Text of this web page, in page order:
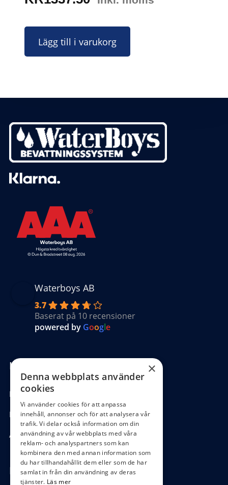
Lägg till i varukorg
Waterboys AB
3.7
Baserat på 10 recensioner
powered by Google
Kundinformation
Köpvillkor
Hantering GDPR
Ångra köp
Hör av dig
×
Denna webbplats använder
cookies
Vi använder cookies för att anpassa
innehåll, annonser och för att analysera vår
trafik. Vi delar också information om din
användning av vår webbplats med våra
reklam- och analyspartners som kan
kombinera den med annan information som
du har tillhandahållit dem eller som de har
samlat in från din användning av deras
tjänster. Läs mer